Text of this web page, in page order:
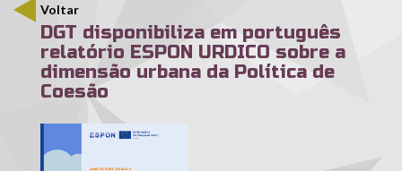
Voltar
DGT disponibiliza em português
relatório ESPON URDICO sobre a
dimensão urbana da Política de
Coesão
urdico.png